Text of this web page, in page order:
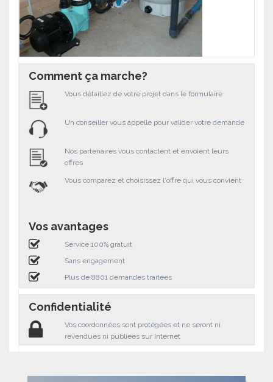
Comment ça marche?
Vous détaillez de votre projet dans le formulaire
Un conseiller vous appelle pour valider votre demande
Nos partenaires vous contactent et envoient leurs
offres
Vous comparez et choisissez l'offre qui vous convient
Vos avantages
Service 100% gratuit
Sans engagement
Plus de 8801 demandes traitées
Confidentialité
Vos coordonnées sont protégées et ne seront ni
revendues ni publiées sur Internet